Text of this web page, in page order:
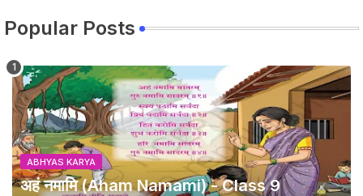
Popular Posts
ABHYAS KARYA
अहं नमामि (Aham Namami) - Class 9